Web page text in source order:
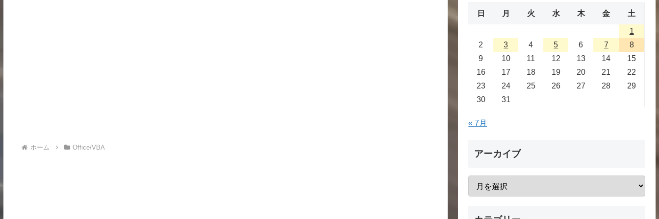
ホーム Office/VBA
日 月 火 水 木 金 土
1
2
3 4 5 6 7
8
9
10 11 12 13 14
15
16
17 18 19 20 21
22
23
24 25 26 27 28
29
30
31
« 7月
アーカイブ